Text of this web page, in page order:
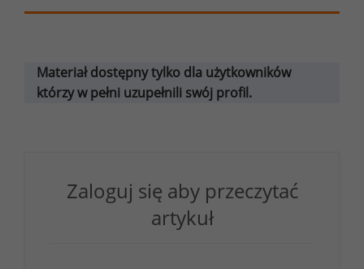
Materiał dostępny tylko dla użytkowników
którzy w pełni uzupełnili swój profil.
Zaloguj się aby przeczytać
artykuł